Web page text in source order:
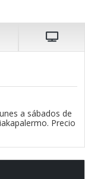
a sábados de
Precio